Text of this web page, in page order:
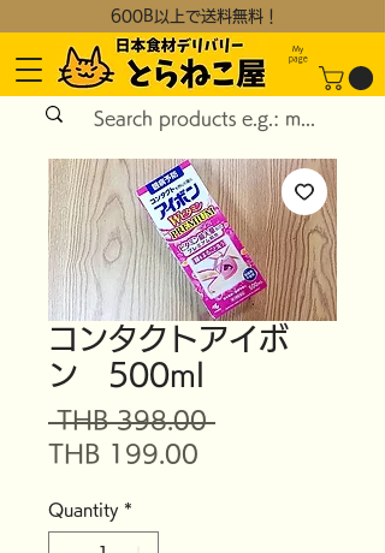
600B以上で送料無料！
My
page
コンタクトアイボ
ン 500ml
THB 398.00 Regular
THB 199.00
Quantity *